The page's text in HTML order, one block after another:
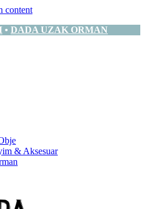
content
• DADA UZAK ORMAN
& Aksesuar